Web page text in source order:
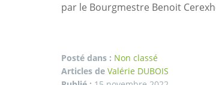
par le Bourgmestre Benoit
Posté dans : Non classé
Articles de Valérie DUBOIS